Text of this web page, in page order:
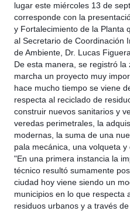
lugar este miércoles 13 de
corresponde con la
y Fortalecimiento de la Planta
al Secretario de Coordinación
de Ambiente, Dr. Lucas
De esta manera, se registró
marcha un proyecto muy
hace mucho tiempo se viene
respecta al reciclado de
construir nuevos sanitarios y
veredas perimetrales, la
modernas, la suma de una
pala mecánica, una volqueta
"En una primera instancia la
técnico resultó sumamente
ciudad hoy viene siendo un
municipios en lo que respecta
residuos urbanos y a través